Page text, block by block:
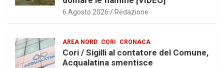
6 Agosto 2026 Redazione
AREA NORD CORI CRONACA
Cori / Sigilli al contatore del Comune,
Acqualatina smentisce